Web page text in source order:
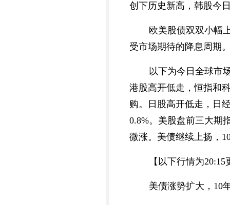
创下历史新高，韩股今
欧美股债双双小幅
受市场期待的降息周期
以下为今日全球市
港股高开低走，恒指和
购。日股高开低走，日
0.8%。美股盘前三大期
微涨。美债继续上扬，
【以下行情为20:15
美债涨势扩大，10